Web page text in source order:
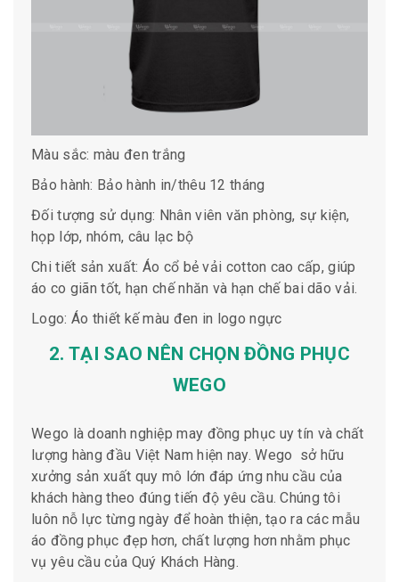
Màu sắc: màu đen trắng
Bảo hành: Bảo hành in/thêu 12 tháng
Đối tượng sử dụng: Nhân viên văn phòng, sự kiện,
họp lớp, nhóm, câu lạc bộ
Chi tiết sản xuất: Áo cổ bẻ vải cotton cao cấp, giúp
áo co giãn tốt, hạn chế nhăn và hạn chế bai dão vải.
Logo: Áo thiết kế màu đen in logo ngực
2. TẠI SAO NÊN CHỌN ĐỒNG PHỤC
WEGO
Wego là doanh nghiệp may đồng phục uy tín và chất
lượng hàng đầu Việt Nam hiện nay. Wego sở hữu
xưởng sản xuất quy mô lớn đáp ứng nhu cầu của
khách hàng theo đúng tiến độ yêu cầu. Chúng tôi
luôn nỗ lực từng ngày để hoàn thiện, tạo ra các mẫu
áo đồng phục đẹp hơn, chất lượng hơn nhằm phục
vụ yêu cầu của Quý Khách Hàng.